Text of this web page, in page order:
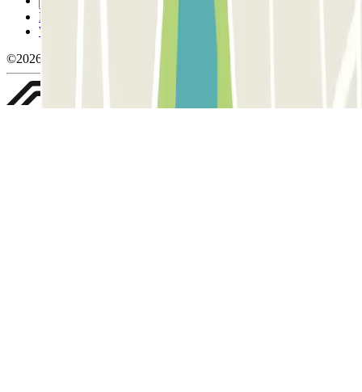
Politica sulla privacy
Whistleblowing
©2026 Parclick. Tutti i diritti riservati